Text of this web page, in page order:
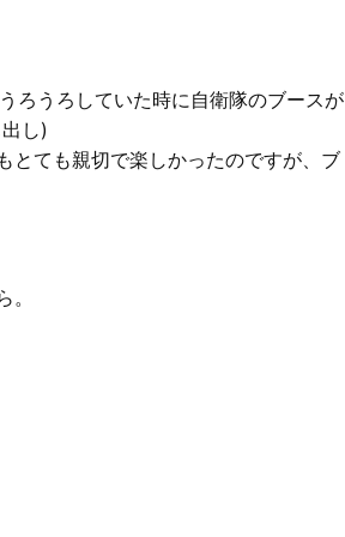
ろうろしていた時に自衛隊のブースが
し)
とても親切で楽しかったのですが、ブ